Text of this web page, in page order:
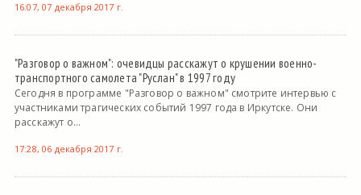
16:07, 07 декабря 2017 г.
"Разговор о важном": очевидцы расскажут о крушении военно-
транспортного самолета "Руслан" в 1997 году
Сегодня в программе "Разговор о важном" смотрите интервью с
участниками трагических событий 1997 года в Иркутске. Они
расскажут о...
17:28, 06 декабря 2017 г.